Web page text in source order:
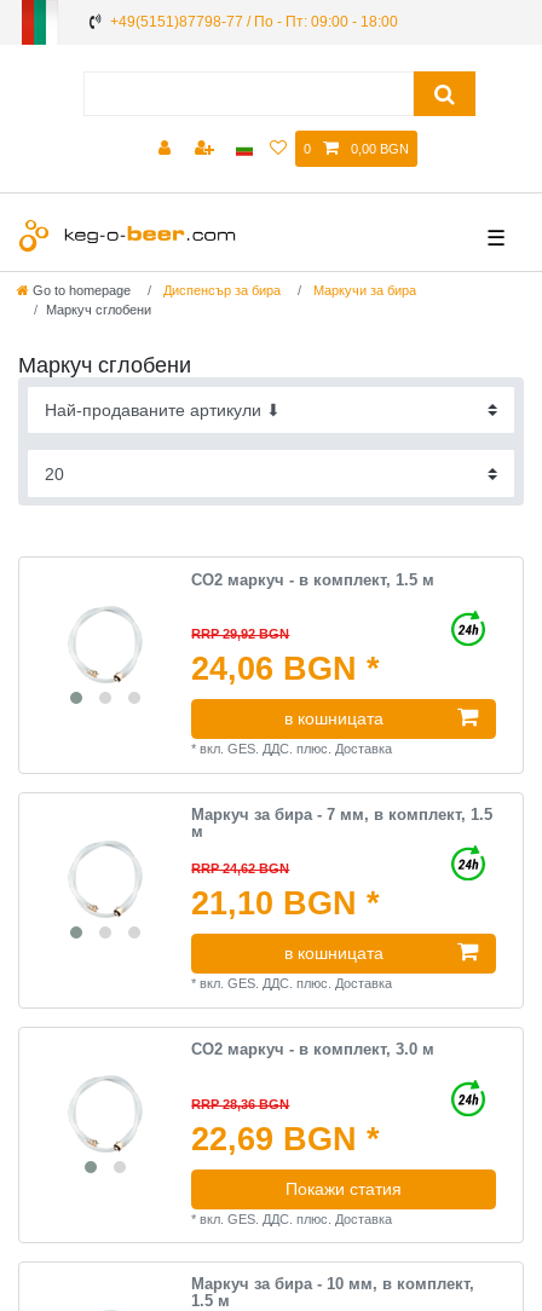
+49(5151)87798-77 / По - Пт: 09:00 - 18:00
0 0,00 BGN
☰
Go to homepage Диспенсър за бира
Маркучи за бира
Маркуч сглобени
Маркуч сглобени
CO2 маркуч - в комплект, 1.5 м
RRP 29,92 BGN
24,06 BGN *
в кошницата
*вкл. GES. ДДС. плюс. Доставка
Маркуч за бира - 7 мм, в комплект, 1.5
м
RRP 24,62 BGN
21,10 BGN *
в кошницата
*вкл. GES. ДДС. плюс.Доставка
CO2 маркуч - в комплект, 3.0 м
RRP 28,36 BGN
22,69 BGN *
Покажи статия
*вкл. GES. ДДС. плюс. Доставка
Маркуч за бира - 10 мм, в комплект,
1.5 м